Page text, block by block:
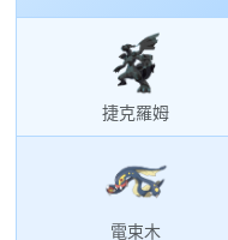
捷克羅姆
電束木